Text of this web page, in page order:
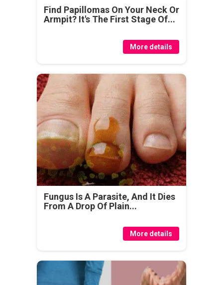
Find Papillomas On Your Neck Or
Armpit? It's The First Stage Of...
More details
Fungus Is A Parasite, And It Dies
From A Drop Of Plain...
More details